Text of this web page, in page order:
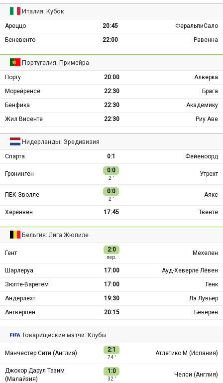
Италия: Кубок
Ареццо 20:45
ФеральпиСало
Беневенто
22:00 Равенна
Португалия: Примейра
Порту 20:00
Алверка
Морейренсе
22:30
Брага
Бенфика
22:30
Академику
Жил Висенте
22:30 Риу Аве
Нидерланды: Эредивизия
Спарта 0:1 Фейеноорд
Гронинген 0:0
2 ′
Утрехт
ПЕК Зволле 0:0
2 ′
Аякс
Херенвен 17:45 Твенте
Бельгия: Лига Жюпиле
Гент 2:0
пер.
Мехелен
Шарлеруа 17:00
Ауд-Хеверле Лёвен
Зюлте-Варегем
17:00
Генк
Андерлехт
19:30
Ла Лувьер
Антверпен
20:15 Беверен
Товарищеские матчи: Клубы
Манчестер Сити (Англия) 2:1
74 ′
Атлетико М (Испания)
Джохор Дарул Тазим
(Малайзия)
1:0
32 ′
Челси (Англия)